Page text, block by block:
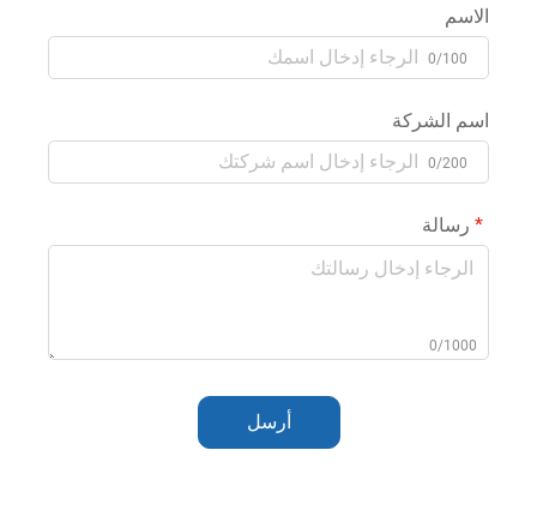
الاسم
0/100
اسم الشركة
0/200
رسالة
0/1000
أرسل